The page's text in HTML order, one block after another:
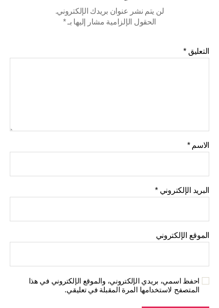
لن يتم نشر عنوان بريدك الإلكتروني.
الحقول الإلزامية مشار إليها بـ*
التعليق *
الاسم*
البريد الإلكتروني*
الموقع الإلكتروني
احفظ اسمي، بريدي الإلكتروني، والموقع الإلكتروني في هذا
المتصفح لاستخدامها المرة المقبلة في تعليقي.